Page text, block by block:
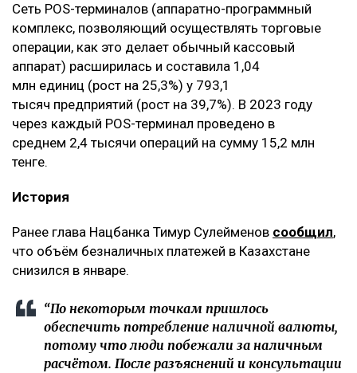
Сеть POS-терминалов (аппаратно-программный
комплекс, позволяющий осуществлять торговые
операции, как это делает обычный кассовый
аппарат) расширилась и составила 1,04
млн единиц (рост на 25,3%) у 793,1
тысяч предприятий (рост на 39,7%). В 2023 году
через каждый POS-терминал проведено в
среднем 2,4 тысячи операций на сумму 15,2 млн
тенге.
История
Ранее глава Нацбанка Тимур Сулейменов сообщил,
что объём безналичных платежей в Казахстане
снизился в январе.
“По некоторым точкам пришлось
обеспечить потребление наличной валюты,
потому что люди побежали за наличным
расчётом. После разъяснений и консультации